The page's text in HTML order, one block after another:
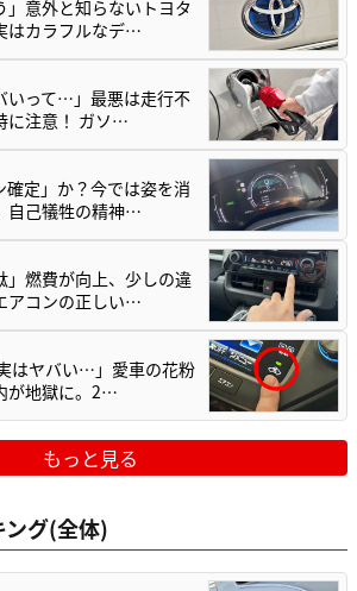
」意外と知らないトヨタ
はカラフルなデ…
いって…」最悪は走行不
に注意！ ガソ…
定」か？今では姿を消
自己犠牲の精神…
」燃費が向上、少しの違
アコンの正しい…
はヤバい…」愛車の花粉
が地獄に。2…
もっと見る
グ(全体)